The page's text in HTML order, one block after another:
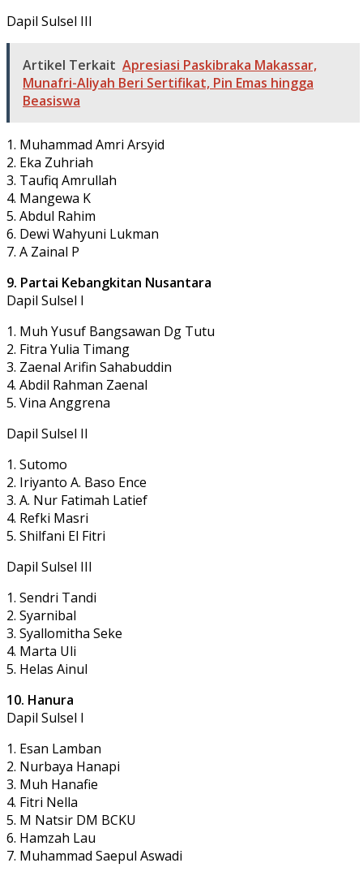
Dapil Sulsel III
Artikel Terkait Apresiasi Paskibraka Makassar,
Munafri-Aliyah Beri Sertifikat, Pin Emas hingga
Beasiswa
1. Muhammad Amri Arsyid
2. Eka Zuhriah
3. Taufiq Amrullah
4. Mangewa K
5. Abdul Rahim
6. Dewi Wahyuni Lukman
7. A Zainal P
9. Partai Kebangkitan Nusantara
Dapil Sulsel I
1. Muh Yusuf Bangsawan Dg Tutu
2. Fitra Yulia Timang
3. Zaenal Arifin Sahabuddin
4. Abdil Rahman Zaenal
5. Vina Anggrena
Dapil Sulsel II
1. Sutomo
2. Iriyanto A. Baso Ence
3. A. Nur Fatimah Latief
4. Refki Masri
5. Shilfani El Fitri
Dapil Sulsel III
1. Sendri Tandi
2. Syarnibal
3. Syallomitha Seke
4. Marta Uli
5. Helas Ainul
10. Hanura
Dapil Sulsel I
1. Esan Lamban
2. Nurbaya Hanapi
3. Muh Hanafie
4. Fitri Nella
5. M Natsir DM BCKU
6. Hamzah Lau
7. Muhammad Saepul Aswadi